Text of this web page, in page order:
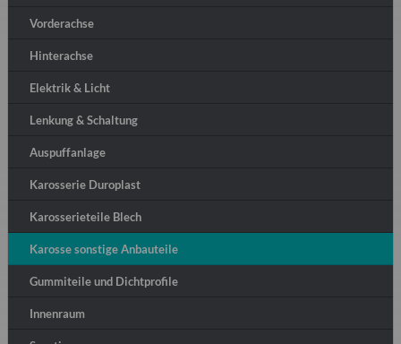
Vorderachse
Hinterachse
Elektrik & Licht
Lenkung & Schaltung
Auspuffanlage
Karosserie Duroplast
Karosserieteile Blech
Karosse sonstige Anbauteile
Gummiteile und Dichtprofile
Innenraum